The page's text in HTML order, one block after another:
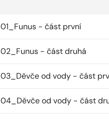
01_Funus - část první
02_Funus - část druhá
03_Děvče od vody - část
04_Děvče od vody - část